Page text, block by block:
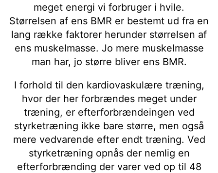
meget energi vi forbruger i hvile.
Størrelsen af ens BMR er bestemt ud fra en
lang række faktorer herunder størrelsen af
ens muskelmasse. Jo mere muskelmasse
man har, jo større bliver ens BMR.
I forhold til den kardiovaskulære træning,
hvor der her forbrændes meget under
træning, er efterforbrændeingen ved
styrketræning ikke bare større, men også
mere vedvarende efter endt træning. Ved
styrketræning opnås der nemlig en
efterforbrænding der varer ved op til 48